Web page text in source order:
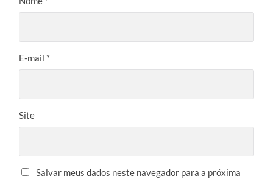
E-mail *
Site
Salvar meus dados neste navegador para a próxima